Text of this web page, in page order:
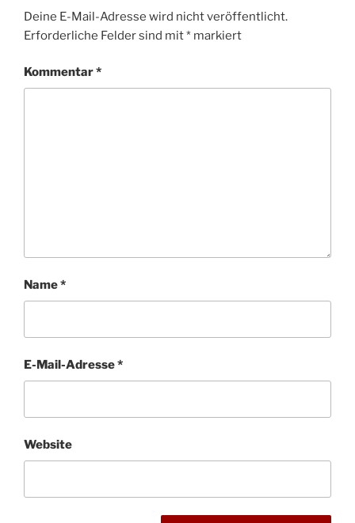
Deine E-Mail-Adresse wird nicht veröffentlicht.
Erforderliche Felder sind mit* markiert
Kommentar*
Name*
E-Mail-Adresse*
Website